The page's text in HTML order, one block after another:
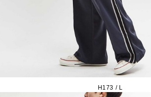
H173 / L